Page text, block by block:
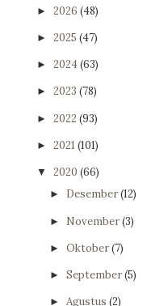
► 2026 (48)
► 2025 (47)
► 2024(63)
► 2023 (78)
► 2022 (93)
► 2021 (101)
▼ 2020 (66)
► Desember(12)
► November(3)
► Oktober(7)
► September(5)
► Agustus (2)